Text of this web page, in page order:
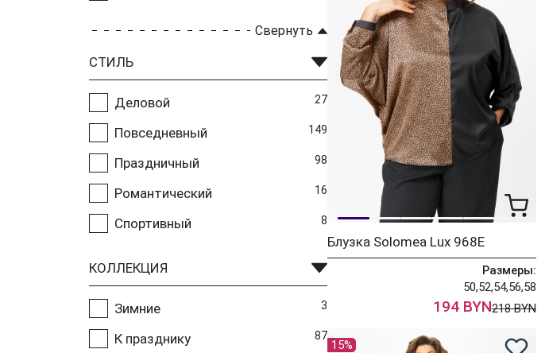
Свернуть
СТИЛЬ
Деловой 27
Повседневный 149
Праздничный 98
Романтический 16
Спортивный 8
КОЛЛЕКЦИЯ
Зимние 3
К празднику 87
Блузка Solomea Lux 968Е
Размеры:
50,52,54,56,58
194 BYN218 BYN
15%